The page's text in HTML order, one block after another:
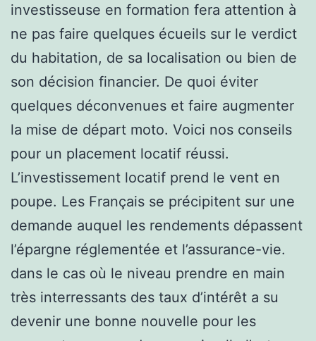
investisseuse en formation fera attention à
ne pas faire quelques écueils sur le verdict
du habitation, de sa localisation ou bien de
son décision financier. De quoi éviter
quelques déconvenues et faire augmenter
la mise de départ moto. Voici nos conseils
pour un placement locatif réussi.
L’investissement locatif prend le vent en
poupe. Les Français se précipitent sur une
demande auquel les rendements dépassent
l’épargne réglementée et l’assurance-vie.
dans le cas où le niveau prendre en main
très interressants des taux d’intérêt a su
devenir une bonne nouvelle pour les